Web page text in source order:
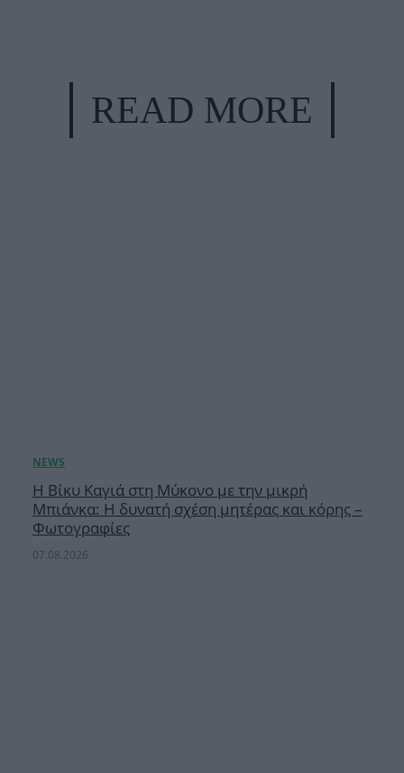
READ MORE
Η Βίκυ Καγιά στη Μύκονο με την μικρή
Μπιάνκα: Η δυνατή σχέση μητέρας και κόρης –
Φωτογραφίες
07.08.2026